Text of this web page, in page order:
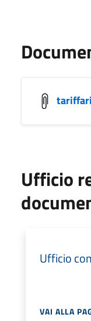
Ufficio
Ufficio
VAI ALLA